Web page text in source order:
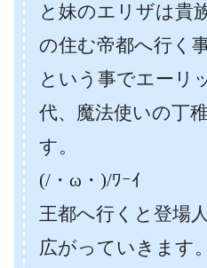
と妹のエリザは貴
の住む帝都へ行く事
という事でエーリ
代、魔法使いの丁
す。
(/・ω・)/ﾜｰｲ
王都へ行くと登場
広がっていきます。